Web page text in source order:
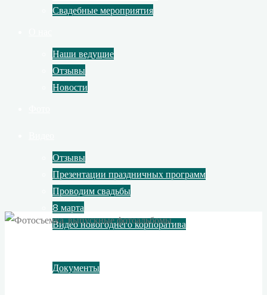
Свадебные мероприятия
Наши ведущие
Отзывы
Новости
Отзывы
Презентации праздничных программ
Проводим свадьбы
8 марта
Видео новогоднего корпоратива
Документы